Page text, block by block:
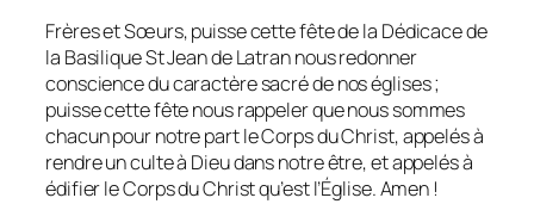
Frères et Sœurs, puisse cette fête de la Dédicace de
la Basilique St Jean de Latran nous redonner
conscience du caractère sacré de nos églises ;
puisse cette fête nous rappeler que nous sommes
chacun pour notre part le Corps du Christ, appelés à
rendre un culte à Dieu dans notre être, et appelés à
édifier le Corps du Christ qu’est l’Église. Amen !